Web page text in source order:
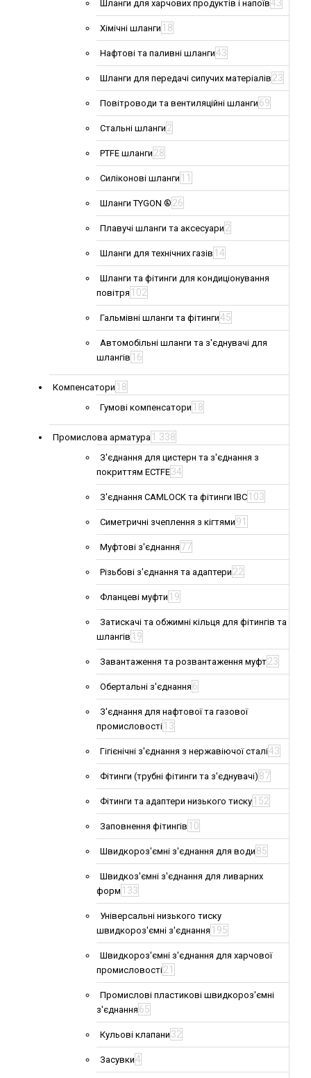
Шланги для харчових продуктів і напоїв43
Хімічні шланги 18
Нафтові та паливні шланги43
Шланги для передачі сипучих матеріалів 23
Повітроводи та вентиляційні шланги 69
Стальні шланги 2
PTFE шланги 28
Силіконові шланги 11
Шланги TYGON ® 26
Плавучі шланги та аксесуари 2
Шланги для технічних газів 14
Шланги та фітинги для кондиціонування
повітря 102
Гальмівні шланги та фітинги45
Автомобільні шланги та з'єднувачі для
шлангів 16
Компенсатори 18
Гумові компенсатори 18
Промислова арматура 1 338
З'єднання для цистерн та з'єднання з
покриттям ECTFE34
З'єднання CAMLOCK та фітинги IBC 103
Симетричні зчеплення з кігтями 91
Муфтові з'єднання 77
Різьбові з'єднання та адаптери 22
Фланцеві муфти 19
Затискачі та обжимні кільця для фітингів та
шлангів 19
Завантаження та розвантаження муфт23
Обертальні з'єднання 6
З'єднання для нафтової та газової
промисловості 13
Гігієнічні з'єднання з нержавіючої сталі43
Фітинги (трубні фітинги та з'єднувачі) 87
Фітинги та адаптери низького тиску 152
Заповнення фітингів 10
Швидкороз'ємні з'єднання для води 85
Швидкоз'ємні з'єднання для ливарних
форм 133
Універсальні низького тиску
швидкороз'ємні з'єднання 195
Швидкороз'ємні з'єднання для харчової
промисловості21
Промислові пластикові швидкороз'ємні
з'єднання 65
Кульові клапани 32
Засувки4